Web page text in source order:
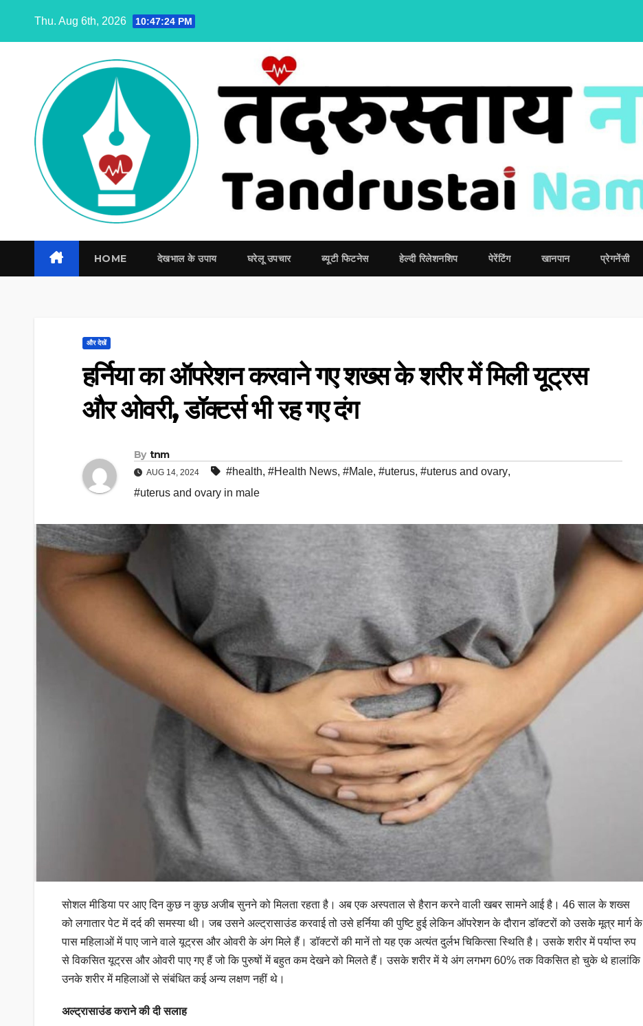
Thu. Aug 6th, 2026 10:47:25 PM
HOME देखभाल के उपाय घरेलू उपचार ब्‍यूटी फिटनेस हेल्दी रिलेशनशिप पेरेंटिंग खानपान प्रेगनेंसी
और देखें
हर्निया का ऑपरेशन करवाने गए शख्स के शरीर में मिली यूट्रस
और ओवरी, डॉक्टर्स भी रह गए दंग
By tnm
AUG 14, 2024 #health, #Health News, #Male, #uterus, #uterus and ovary,
#uterus and ovary in male
सोशल मीडिया पर आए दिन कुछ न कुछ अजीब सुनने को मिलता रहता है। अब एक अस्पताल से हैरान करने वाली खबर सामने आई है। 46 साल के शख्स
को लगातार पेट में दर्द की समस्या थी। जब उसने अल्ट्रासाउंड करवाई तो उसे हर्निया की पुष्टि हुई लेकिन ऑपरेशन के दौरान डॉक्टरों को उसके मूत्र मार्ग के
पास महिलाओं में पाए जाने वाले यूट्रस और ओवरी के अंग मिले हैं। डॉक्टरों की मानें तो यह एक अत्यंत दुर्लभ चिकित्सा स्थिति है। उसके शरीर में पर्याप्त रुप
से विकसित यूट्रस और ओवरी पाए गए हैं जो कि पुरुषों में बहुत कम देखने को मिलते हैं। उसके शरीर में ये अंग लगभग 60% तक विकसित हो चुके थे हालांकि
उनके शरीर में महिलाओं से संबंधित कई अन्य लक्षण नहीं थे।
अल्ट्रासाउंड कराने की दी सलाह